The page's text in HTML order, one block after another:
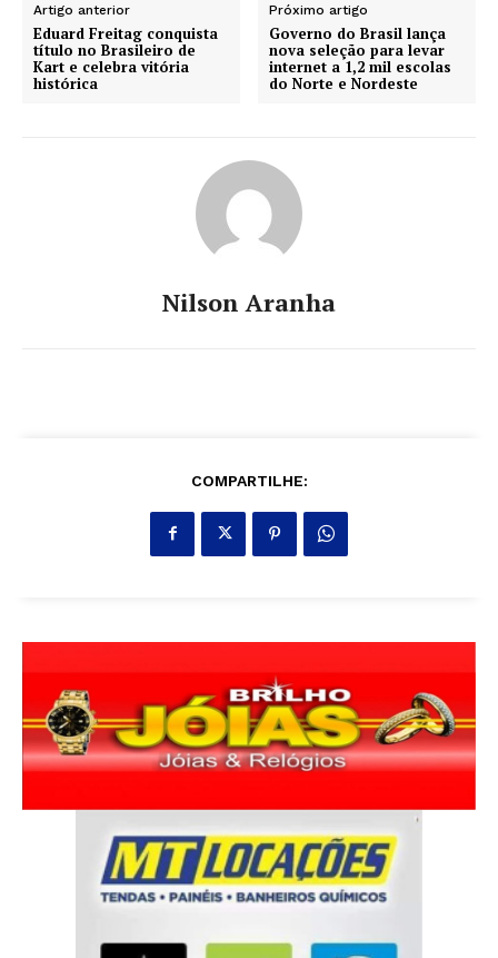
Artigo anterior
Eduard Freitag conquista
título no Brasileiro de
Kart e celebra vitória
histórica
Próximo artigo
Governo do Brasil lança
nova seleção para levar
internet a 1,2 mil escolas
do Norte e Nordeste
Nilson Aranha
COMPARTILHE: